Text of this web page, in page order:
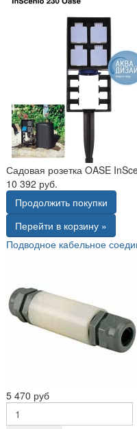
Садовая розетка OASE
10 392 руб.
Продолжить покупки
Перейти в корзину »
Подводное кабельное
5 470 руб